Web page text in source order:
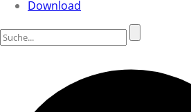
Download